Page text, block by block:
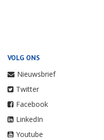
VOLG ONS
Nieuwsbrief
Twitter
Facebook
LinkedIn
Youtube